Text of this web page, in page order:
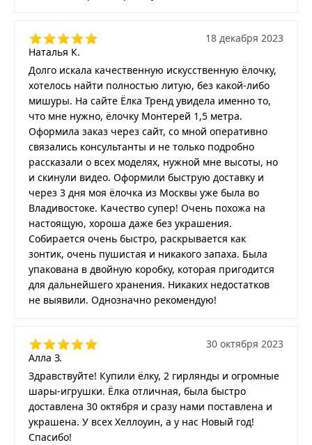
Наталья К.
18 декабря 2023
Долго искала качественную искусственную ёлочку,
хотелось найти полностью литую, без какой-либо
мишуры. На сайте Ёлка Тренд увидела именно то,
что мне нужно, ёлочку Монтерей 1,5 метра.
Оформила заказ через сайт, со мной оперативно
связались консультанты и не только подробно
рассказали о всех моделях, нужной мне высоты, но
и скинули видео. Оформили быструю доставку и
через 3 дня моя ёлочка из Москвы уже была во
Владивостоке. Качество супер! Очень похожа на
настоящую, хороша даже без украшения.
Собирается очень быстро, раскрывается как
зонтик, очень пушистая и никакого запаха. Была
упакована в двойную коробку, которая пригодится
для дальнейшего хранения. Никаких недостатков
не выявили. Однозначно рекомендую!
Алла З.
30 октября 2023
Здравствуйте! Купили ёлку, 2 гирлянды и огромные
шары-игрушки. Ёлка отличная, была быстро
доставлена 30 октября и сразу нами поставлена и
украшена. У всех Хеллоуин, а у нас Новый год!
Спасибо!